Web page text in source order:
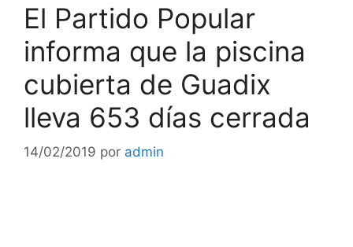
El Partido Popular
informa que la piscina
cubierta de Guadix
lleva 653 días cerrada
14/02/2019 por admin